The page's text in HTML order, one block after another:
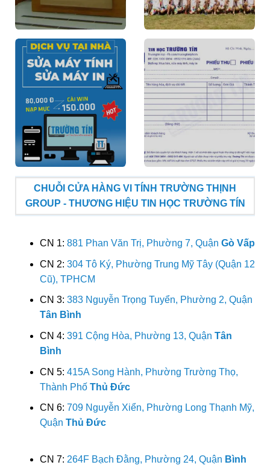
CHUỖI CỬA HÀNG VI TÍNH TRƯỜNG THỊNH
GROUP - THƯƠNG HIỆU TIN HỌC TRƯỜNG TÍN
CN 1: 881 Phan Văn Trị, Phường 7, Quận Gò Vấp
CN 2: 304 Tô Ký, Phường Trung Mỹ Tây (Quận 12
Cũ), TPHCM
CN 3: 383 Nguyễn Trọng Tuyển, Phường 2, Quận
Tân Bình
CN 4: 391 Cộng Hòa, Phường 13, Quận Tân
Bình
CN 5: 415A Song Hành, Phường Trường Thọ,
Thành Phố Thủ Đức
CN 6: 709 Nguyễn Xiển, Phường Long Thạnh Mỹ,
Quận Thủ Đức
CN 7: 264F Bạch Đằng, Phường 24, Quận Bình